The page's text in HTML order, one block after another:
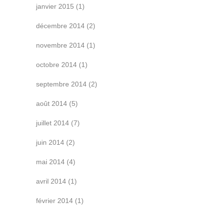
janvier 2015 (1)
décembre 2014 (2)
novembre 2014 (1)
octobre 2014 (1)
septembre 2014 (2)
août 2014 (5)
juillet 2014 (7)
juin 2014 (2)
mai 2014 (4)
avril 2014 (1)
février 2014 (1)